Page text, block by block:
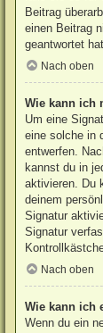
Beitrag
einen Beitrag
geantwortet
Nach oben
Wie kann ich
Um eine
eine solche in
entwerfen.
kannst du in
aktivieren. Du
deinem
Signatur
Signatur
Nach oben
Wie kann ich
Wenn du ein